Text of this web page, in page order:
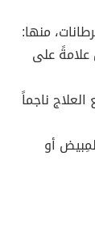
منها:
على
ناجماً
أو